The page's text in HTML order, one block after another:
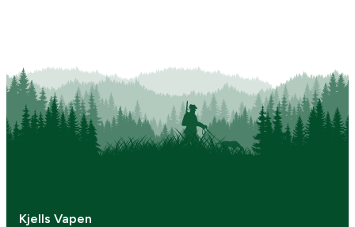
Kjells Vapen